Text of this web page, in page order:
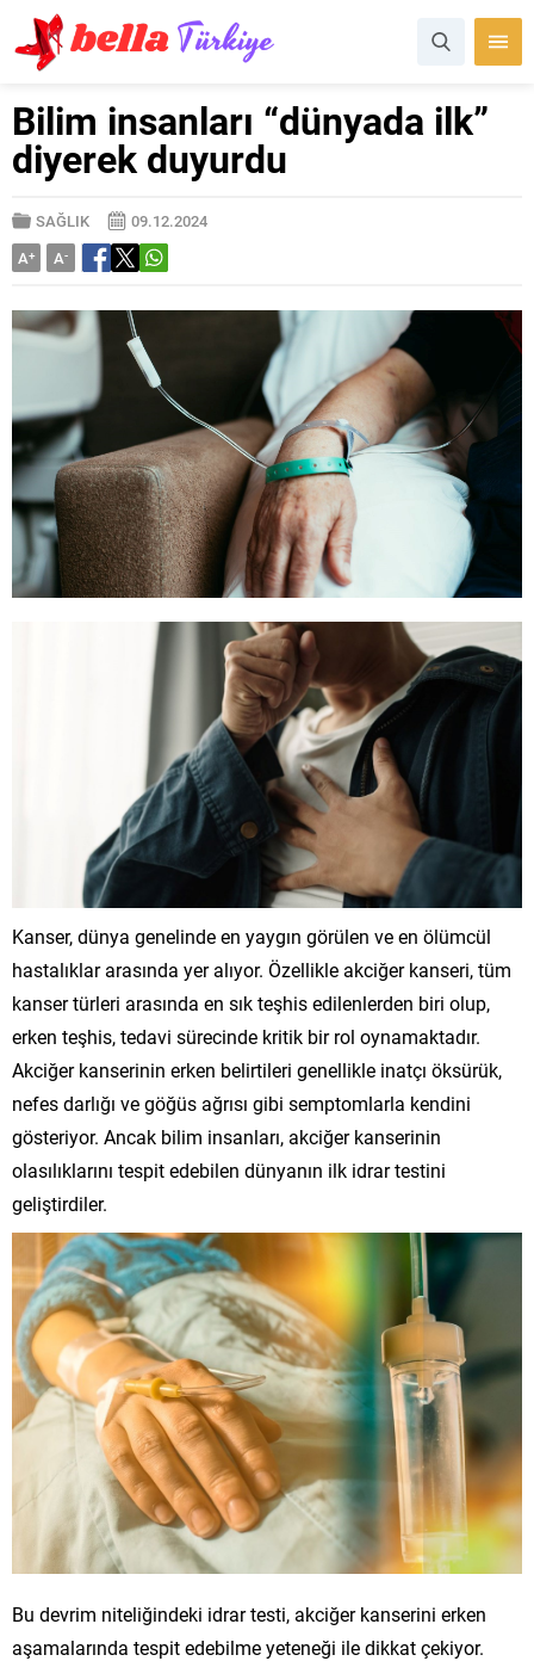
Bilim insanları “dünyada ilk”
diyerek duyurdu
SAĞLIK
09.12.2024
A+ A-
Kanser, dünya genelinde en yaygın görülen ve en ölümcül
hastalıklar arasında yer alıyor. Özellikle akciğer kanseri, tüm
kanser türleri arasında en sık teşhis edilenlerden biri olup,
erken teşhis, tedavi sürecinde kritik bir rol oynamaktadır.
Akciğer kanserinin erken belirtileri genellikle inatçı öksürük,
nefes darlığı ve göğüs ağrısı gibi semptomlarla kendini
gösteriyor. Ancak bilim insanları, akciğer kanserinin
olasılıklarını tespit edebilen dünyanın ilk idrar testini
geliştirdiler.
Bu devrim niteliğindeki idrar testi, akciğer kanserini erken
aşamalarında tespit edebilme yeteneği ile dikkat çekiyor.